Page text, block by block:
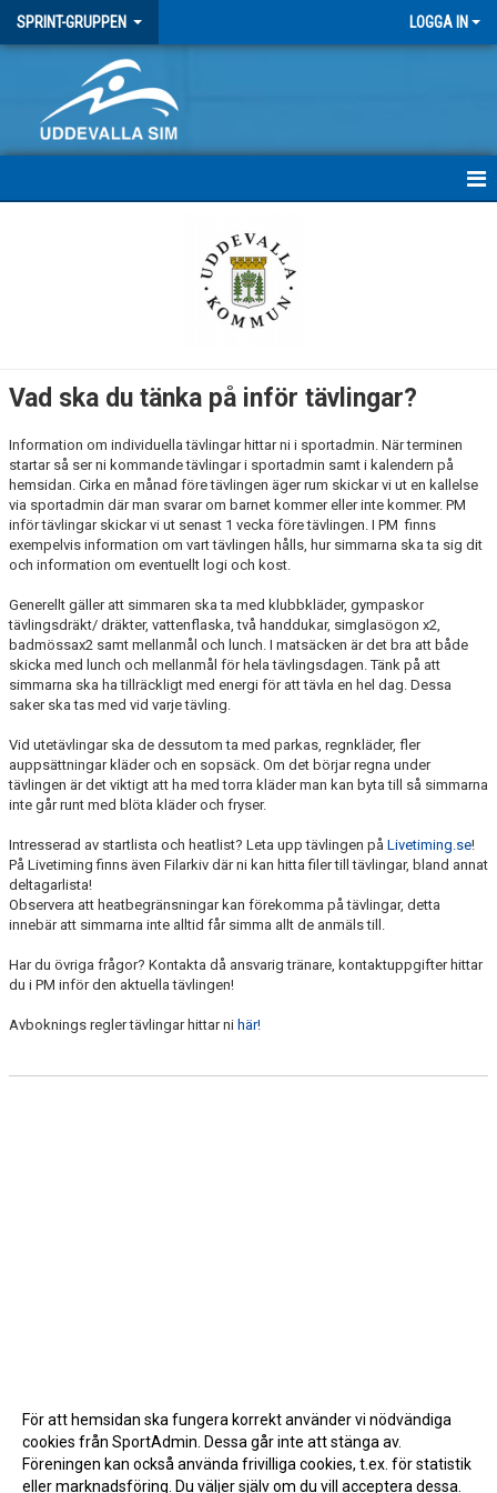
SPRINT-GRUPPEN LOGGA IN
Vad ska du tänka på inför tävlingar?
Information om individuella tävlingar hittar ni i sportadmin. När terminen
startar så ser ni kommande tävlingar i sportadmin samt i kalendern på
hemsidan. Cirka en månad före tävlingen äger rum skickar vi ut en kallelse
via sportadmin där man svarar om barnet kommer eller inte kommer. PM
inför tävlingar skickar vi ut senast 1 vecka före tävlingen. I PM finns
exempelvis information om vart tävlingen hålls, hur simmarna ska ta sig dit
och information om eventuellt logi och kost.
Generellt gäller att simmaren ska ta med klubbkläder, gympaskor
tävlingsdräkt/ dräkter, vattenflaska, två handdukar, simglasögon x2,
badmössax2 samt mellanmål och lunch. I matsäcken är det bra att både
skicka med lunch och mellanmål för hela tävlingsdagen. Tänk på att
simmarna ska ha tillräckligt med energi för att tävla en hel dag. Dessa
saker ska tas med vid varje tävling.
Vid utetävlingar ska de dessutom ta med parkas, regnkläder, fler
auppsättningar kläder och en sopsäck. Om det börjar regna under
tävlingen är det viktigt att ha med torra kläder man kan byta till så simmarna
inte går runt med blöta kläder och fryser.
Intresserad av startlista och heatlist? Leta upp tävlingen på Livetiming.se!
På Livetiming finns även Filarkiv där ni kan hitta filer till tävlingar, bland annat
deltagarlista!
Observera att heatbegränsningar kan förekomma på tävlingar, detta
innebär att simmarna inte alltid får simma allt de anmäls till.
Har du övriga frågor? Kontakta då ansvarig tränare, kontaktuppgifter hittar
du i PM inför den aktuella tävlingen!
Avboknings regler tävlingar hittar ni här!
För att hemsidan ska fungera korrekt använder vi nödvändiga
cookies från SportAdmin. Dessa går inte att stänga av.
Föreningen kan också använda frivilliga cookies, t.ex. för statistik
eller marknadsföring. Du väljer själv om du vill acceptera dessa.